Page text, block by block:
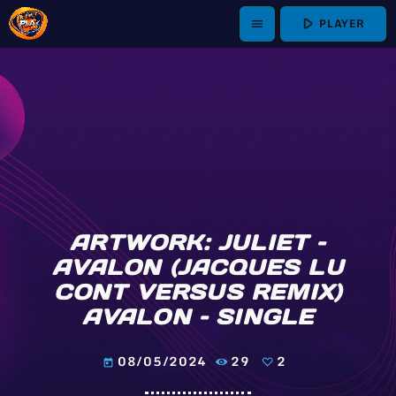
menu play_arrow PLAYER
ARTWORK: JULIET –
AVALON (JACQUES LU
CONT VERSUS REMIX)
AVALON – SINGLE
today 08/05/2024 29 2